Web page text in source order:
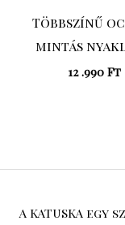
Többszínű
mintás
12 .990 Ft
A KATUSKA